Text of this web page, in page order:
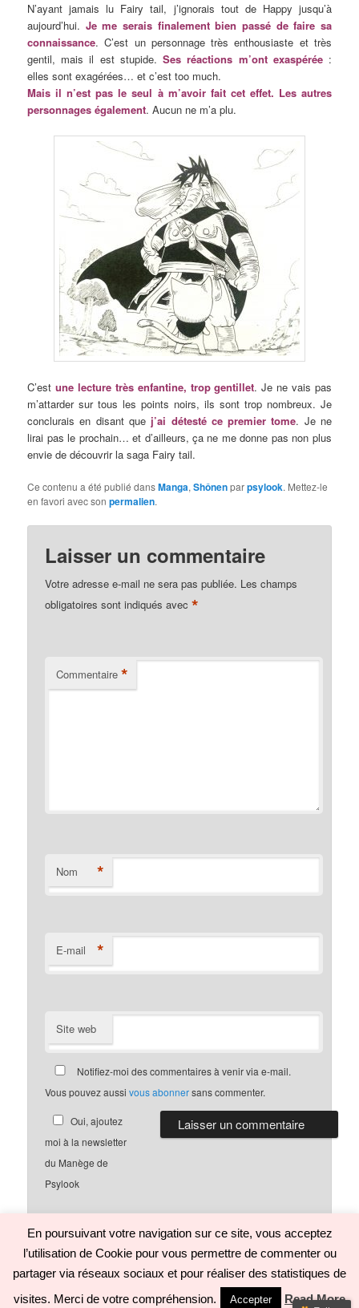
N’ayant jamais lu Fairy tail, j’ignorais tout de Happy jusqu’à
aujourd’hui. Je me serais finalement bien passé de faire sa
connaissance. C’est un personnage très enthousiaste et très
gentil, mais il est stupide.Ses réactions m’ont exaspérée:
elles sont exagérées… et c’est too much.
Mais il n’est pas le seul à m’avoir fait cet effet. Les autres
personnages également. Aucun ne m’a plu.
C’est une lecture très enfantine, trop gentillet. Je ne vais pas
m’attarder sur tous les points noirs, ils sont trop nombreux. Je
conclurais en disant quej’ai détesté ce premier tome. Je ne
lirai pas le prochain… et d’ailleurs, ça ne me donne pas non plus
envie de découvrir la saga Fairy tail.
Ce contenu a été publié dansManga,Shônenparpsylook. Mettez-le
en favori avec sonpermalien.
Laisser un commentaire
Votre adresse e-mail ne sera pas publiée. Les champs
obligatoires sont indiqués avec*
Commentaire *
Nom *
E-mail *
Site web
Notifiez-moi des commentaires à venir via e-mail.
Vous pouvez aussivous abonnersans commenter.
Oui, ajoutez
moi à la newsletter
du Manège de
Psylook
Politique de confidentialité Fièrement propulsé par WordPress
En poursuivant votre navigation sur ce site, vous acceptez
l’utilisation de Cookie pour vous permettre de commenter ou
partager via réseaux sociaux et pour réaliser des statistiques de
visites. Merci de votre compréhension.
Accepter Read More